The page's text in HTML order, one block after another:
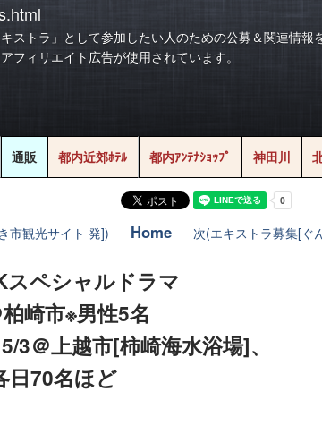
ストラ」として参加したい人のための公募＆関連情報
フィリエイト広告が使用されています。
通販 都内近郊ﾎﾃﾙ 都内ｱﾝﾃﾅｼｮｯﾌﾟ 神田川
市観光サイト 発])
Home 次(エキストラ募集[ぐ
スペシャルドラマ
崎市※男性5名
＠上越市[柿崎海水浴場]、
日70名ほど